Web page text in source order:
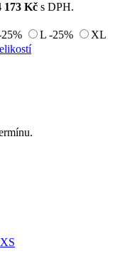
173 Kč s DPH.
L -25%
XL